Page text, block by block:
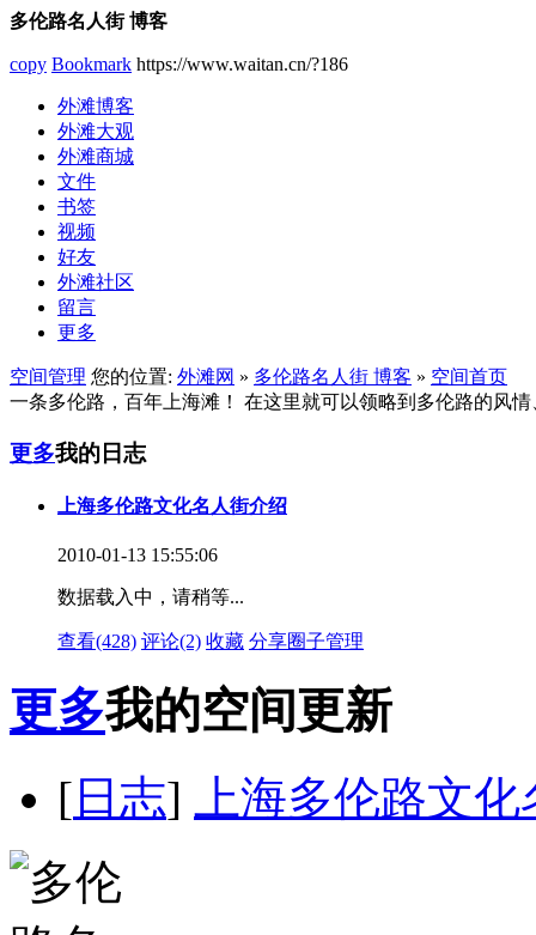
多伦路名人街 博客
copy Bookmark https://www.waitan.cn/?186
外滩博客
外滩大观
外滩商城
文件
书签
视频
好友
外滩社区
留言
更多
空间管理 您的位置: 外滩网 » 多伦路名人街 博客 » 空间首页
一条多伦路，百年上海滩！ 在这里就可以领略到多伦路的风
更多我的日志
上海多伦路文化名人街介绍
2010-01-13 15:55:06
数据载入中，请稍等...
查看(428) 评论(2) 收藏 分享圈子管理
更多我的空间更新
[ 日志] 上海多伦路文